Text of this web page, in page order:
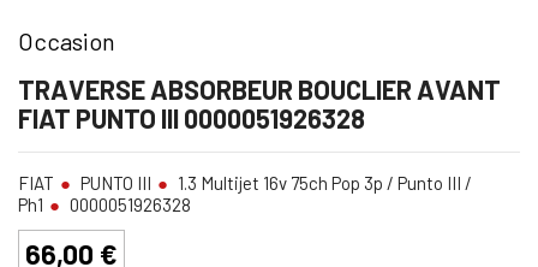
Occasion
TRAVERSE ABSORBEUR BOUCLIER AVANT
FIAT PUNTO III 0000051926328
FIAT PUNTO III
1.3 Multijet 16v 75ch Pop 3p / Punto III /
Ph1
0000051926328
66,00 €